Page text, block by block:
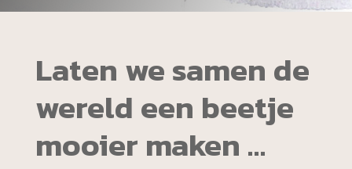
Laten we samen de
wereld een beetje
mooier maken …